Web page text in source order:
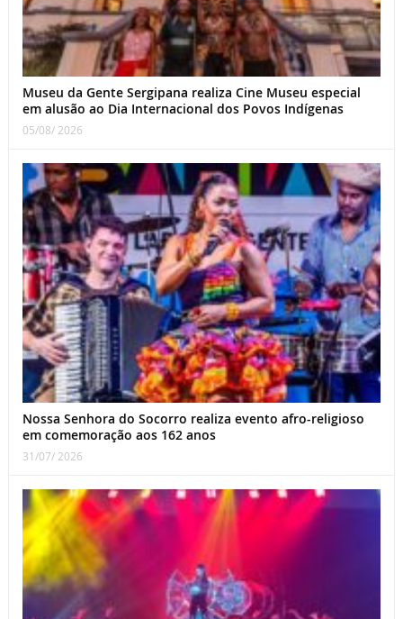
Museu da Gente Sergipana realiza Cine Museu especial
em alusão ao Dia Internacional dos Povos Indígenas
05/08/ 2026
Nossa Senhora do Socorro realiza evento afro-religioso
em comemoração aos 162 anos
31/07/ 2026